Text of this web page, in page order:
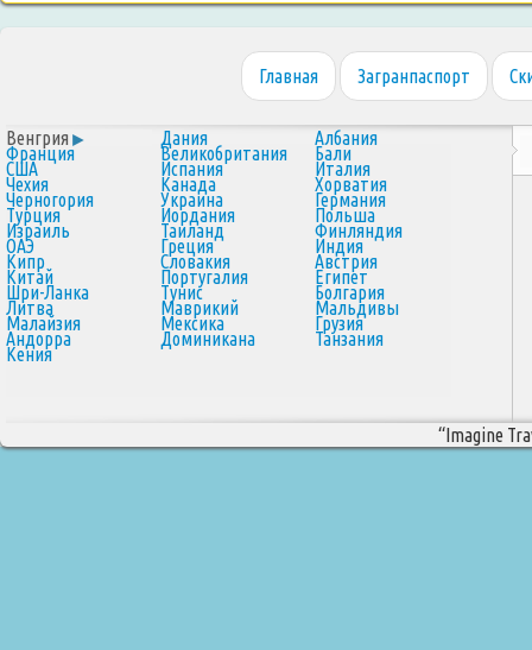
Главная Загранпаспорт
Венгрия Дания Албания
Франция Великобритания Бали
США Испания Италия
Чехия Канада Хорватия
Черногория Украина Германия
Турция Иордания Польша
Израиль Таиланд Финляндия
ОАЭ Греция Индия
Кипр Словакия Австрия
Китай Португалия Египет
Шри-Ланка Тунис Болгария
Литва Маврикий Мальдивы
Малайзия Мексика Грузия
Андорра Доминикана Танзания
Кения
“Imagine